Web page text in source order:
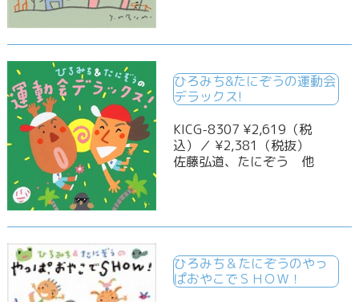
ひろみち&たにぞうの運動会
デラックス!
KICG-8307 ¥2,619（税
込）／ ¥2,381（税抜）
佐藤弘道、たにぞう 他
ひろみち＆たにぞうのやっ
ぱおやこでＳＨＯＷ！